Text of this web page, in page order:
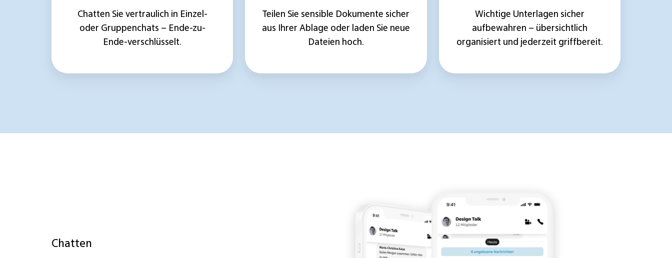
Chatten Sie vertraulich in Einzel-
oder Gruppenchats – Ende-zu-
Ende-verschlüsselt.
Teilen Sie sensible Dokumente sicher
aus Ihrer Ablage oder laden Sie neue
Dateien hoch.
Wichtige Unterlagen sicher
aufbewahren – übersichtlich
organisiert und jederzeit griffbereit.
Chatten